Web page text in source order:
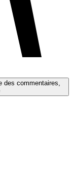
des commentaires,